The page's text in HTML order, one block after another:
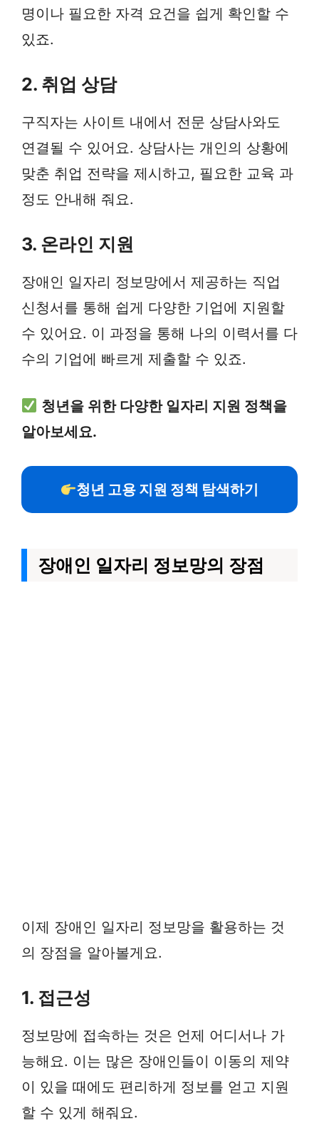
명이나 필요한 자격 요건을 쉽게 확인할 수
있죠.
2. 취업 상담
구직자는 사이트 내에서 전문 상담사와도
연결될 수 있어요. 상담사는 개인의 상황에
맞춘 취업 전략을 제시하고, 필요한 교육 과
정도 안내해 줘요.
3. 온라인 지원
장애인 일자리 정보망에서 제공하는 직업
신청서를 통해 쉽게 다양한 기업에 지원할
수 있어요. 이 과정을 통해 나의 이력서를 다
수의 기업에 빠르게 제출할 수 있죠.
청년을 위한 다양한 일자리 지원 정책을
알아보세요.
청년 고용 지원 정책 탐색하기
장애인 일자리 정보망의 장점
이제 장애인 일자리 정보망을 활용하는 것
의 장점을 알아볼게요.
1. 접근성
정보망에 접속하는 것은 언제 어디서나 가
능해요. 이는 많은 장애인들이 이동의 제약
이 있을 때에도 편리하게 정보를 얻고 지원
할 수 있게 해줘요.